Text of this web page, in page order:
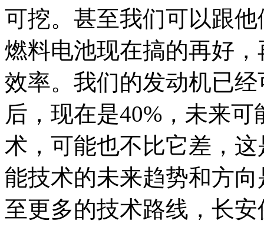
可挖。甚至我们可以跟
燃料电池现在搞的再好
效率。我们的发动机已
后，现在是40%，未来
术，可能也不比它差，
能技术的未来趋势和方
至更多的技术路线，长